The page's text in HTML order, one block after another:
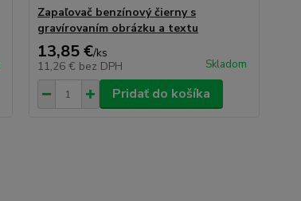
Zapaľovač benzínový čierny s
gravírovaním obrázku a textu
13,85 €/ks
11,26 € bez DPH Skladom
Pridať do košíka